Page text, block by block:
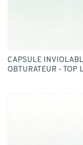
CAPSULE
OBTURATEUR - TOP